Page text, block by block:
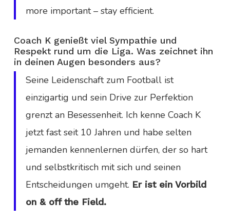
more important – stay efficient.
Coach K genießt viel Sympathie und
Respekt rund um die Liga. Was zeichnet ihn
in deinen Augen besonders aus?
Seine Leidenschaft zum Football ist
einzigartig und sein Drive zur Perfektion
grenzt an Besessenheit. Ich kenne Coach K
jetzt fast seit 10 Jahren und habe selten
jemanden kennenlernen dürfen, der so hart
und selbstkritisch mit sich und seinen
Entscheidungen umgeht. Er ist ein Vorbild
on & off the Field.